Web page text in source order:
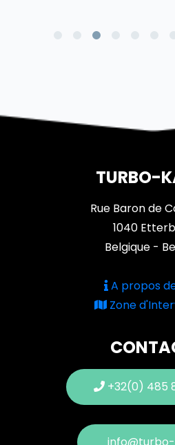
TURBO-
Rue Baron de
1040
Belgique -
A propos
Zone
+32(0) 485